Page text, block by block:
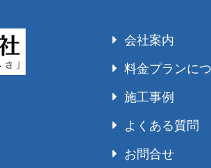
会社案内
料金プランに
施工事例
よくある質問
お問合せ